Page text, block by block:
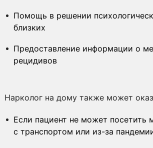
Помощь в решении
близких
Предоставление информации о
рецидивов
Нарколог на дому также может
Если пациент не может посетить
с транспортом или из-за